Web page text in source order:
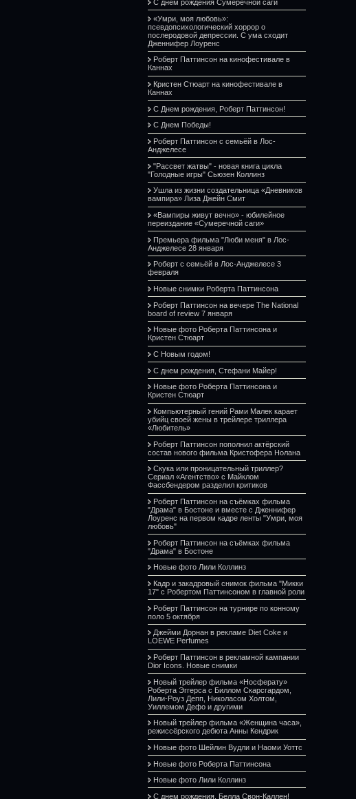
С днем рождения Сумеречной саги
«Умри, моя любовь»:
псевдопсихологический хоррор о
послеродовой депрессии. С ума сходит
Дженнифер Лоуренс
Роберт Паттинсон на кинофестивале в
Каннах
Кристен Стюарт на кинофестивале в
Каннах
С Днем рождения, Роберт Паттинсон!
С Днем Победы!
Роберт Паттинсон с семьёй в Лос-
Анджелесе
"Рассвет жатвы" - новая книга цикла
"Голодные игры" Сьюзен Коллинз
Ушла из жизни создательница «Дневников
вампира» Лиза Джейн Смит
«Вампиры живут вечно» - юбилейное
переиздание «Сумеречной саги»
Премьера фильма "Люби меня" в Лос-
Анджелесе 28 января
Роберт с семьёй в Лос-Анджелесе 3
февраля
Новые снимки Роберта Паттинсона
Роберт Паттинсон на вечере The National
board of review 7 января
Новые фото Роберта Паттинсона и
Кристен Стюарт
С Новым годом!
С днем рождения, Стефани Майер!
Новые фото Роберта Паттинсона и
Кристен Стюарт
Компьютерный гений Рами Малек карает
убийц своей жены в трейлере триллера
«Любитель»
Роберт Паттинсон пополнил актёрский
состав нового фильма Кристофера Нолана
Скука или проницательный триллер?
Сериал «Агентство» с Майклом
Фассбендером разделил критиков
Роберт Паттинсон на съёмках фильма
"Драма" в Бостоне и вместе с Дженнифер
Лоуренс на первом кадре ленты "Умри, моя
любовь"
Роберт Паттинсон на съёмках фильма
"Драма" в Бостоне
Новые фото Лили Коллинз
Кадр и закадровый снимок фильма "Микки
17" с Робертом Паттинсоном в главной роли
Роберт Паттинсон на турнире по конному
поло 5 октября
Джейми Дорнан в рекламе Diet Coke и
LOEWE Perfumes
Роберт Паттинсон в рекламной кампании
Dior Icons. Новые снимки
Новый трейлер фильма «Носферату»
Роберта Эггерса с Биллом Скарсгардом,
Лили-Роуз Депп, Николасом Холтом,
Уиллемом Дефо и другими
Новый трейлер фильма «Женщина часа»,
режиссёрского дебюта Анны Кендрик
Новые фото Шейлин Вудли и Наоми Уоттс
Новые фото Роберта Паттинсона
Новые фото Лили Коллинз
С днем рождения, Белла Свон-Каллен!